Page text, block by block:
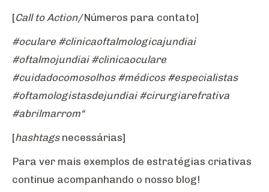
[Call to Action/Números para contato]
#oculare #clinicaoftalmologicajundiai
#oftalmojundiai #clinicaoculare
#cuidadocomosolhos #médicos #especialistas
#oftamologistasdejundiai #cirurgiarefrativa
#abrilmarrom“
[hashtagsnecessárias]
Para ver mais exemplos de estratégias criativas
continue acompanhando o nosso blog!